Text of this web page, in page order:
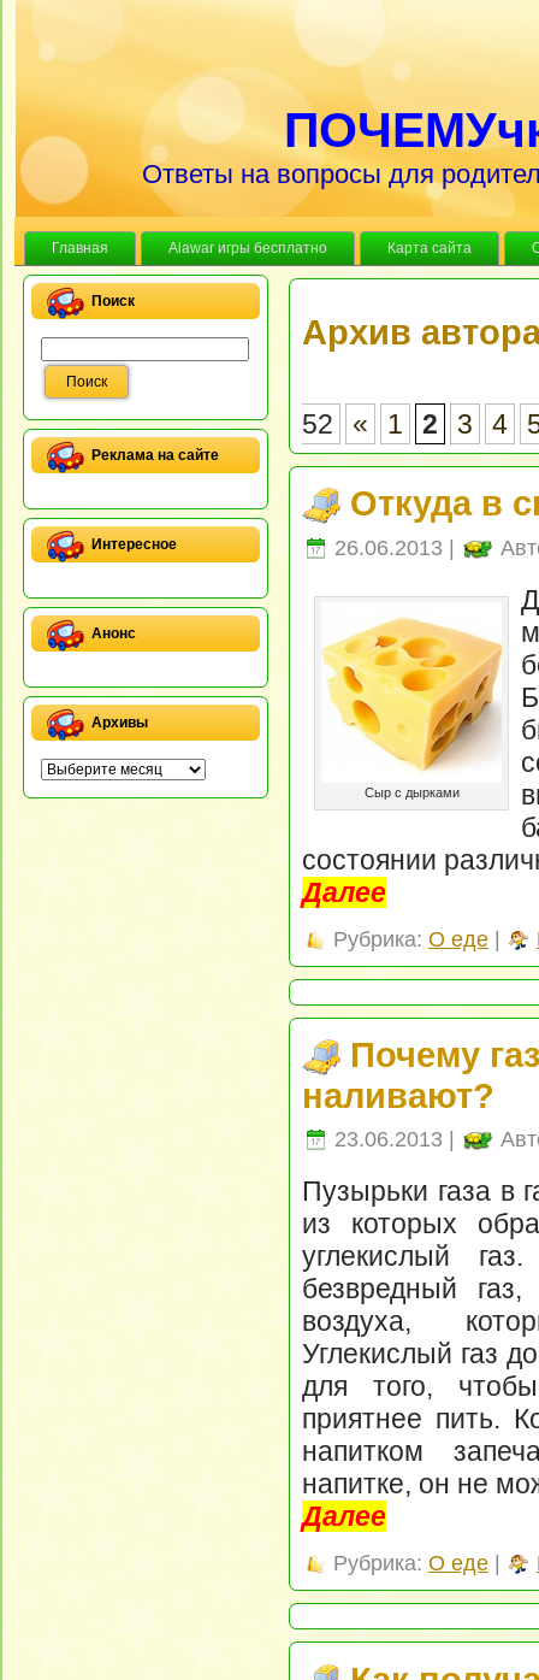
Ответы на вопросы для
Главная Alawar игры бесплатно Карта сайта
Поиск
Реклама на сайте
Интересное
Анонс
Архивы
Архив
52 « 1 2 3 4
Откуда в
26.06.2013 |
Сыр с дырками
состоянии
Далее
Рубрика: О еде |
Почему
наливают?
23.06.2013 |
Пузырьки газа в
из которых
углекислый
безвредный
воздуха,
Углекислый газ
для того,
приятнее пить.
напитком
напитке, он не
Далее
Рубрика: О еде |